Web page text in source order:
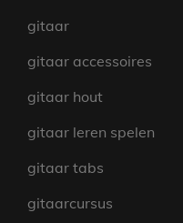
gitaar
gitaar accessoires
gitaar hout
gitaar leren spelen
gitaar tabs
gitaarcursus